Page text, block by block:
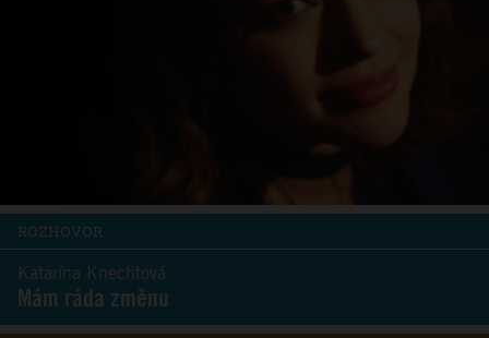
ROZHOVOR
Katarína Knechtová
Mám ráda změnu